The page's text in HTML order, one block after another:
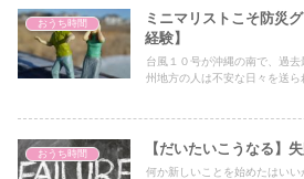
おうち時間
ミニマリストこそ防災
経験】
台風１０号が沖縄の南で、過
州地方の人は不安な日々を送ら
おうち時間 【だいたいこうなる】
何か新しいことを始めたはい